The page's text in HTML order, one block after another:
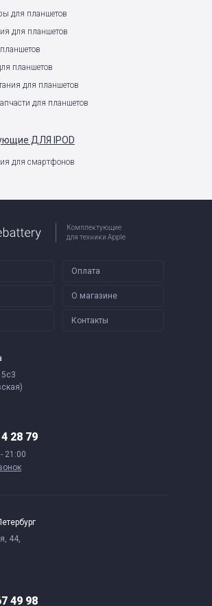
для планшетов
для планшетов
планшетов
для планшетов
для планшетов
ДЛЯ IPOD
для смартфонов
Комплектующие
для техники Apple
Оплата
О магазине
Контакты
5с3
28 79
21:00
44,
49 98